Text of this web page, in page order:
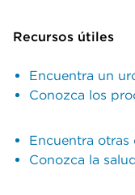
Recursos útiles
Encuentra un
Conozca los
Encuentra otras
Conozca la